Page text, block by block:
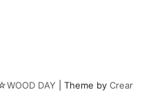
DAY Theme by Crear